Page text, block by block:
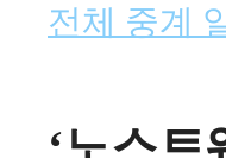
전체 중계
‘노스